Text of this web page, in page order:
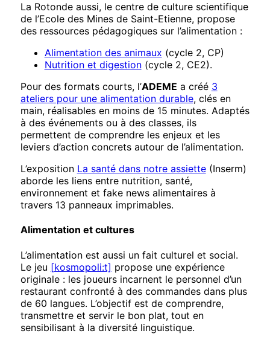
La Rotonde aussi, le centre de culture scientifique
de l’Ecole des Mines de Saint-Etienne, propose
des ressources pédagogiques sur l’alimentation :
Alimentation des animaux (cycle 2, CP)
Nutrition et digestion(cycle 2, CE2).
Pour des formats courts, l’ADEME a créé 3
ateliers pour une alimentation durable, clés en
main, réalisables en moins de 15 minutes. Adaptés
à des événements ou à des classes, ils
permettent de comprendre les enjeux et les
leviers d’action concrets autour de l’alimentation.
L’exposition La santé dans notre assiette(Inserm)
aborde les liens entre nutrition, santé,
environnement et fake news alimentaires à
travers 13 panneaux imprimables.
Alimentation et cultures
L’alimentation est aussi un fait culturel et social.
Le jeu [kosmopoli:t] propose une expérience
originale : les joueurs incarnent le personnel d’un
restaurant confronté à des commandes dans plus
de 60 langues. L’objectif est de comprendre,
transmettre et servir le bon plat, tout en
sensibilisant à la diversité linguistique.